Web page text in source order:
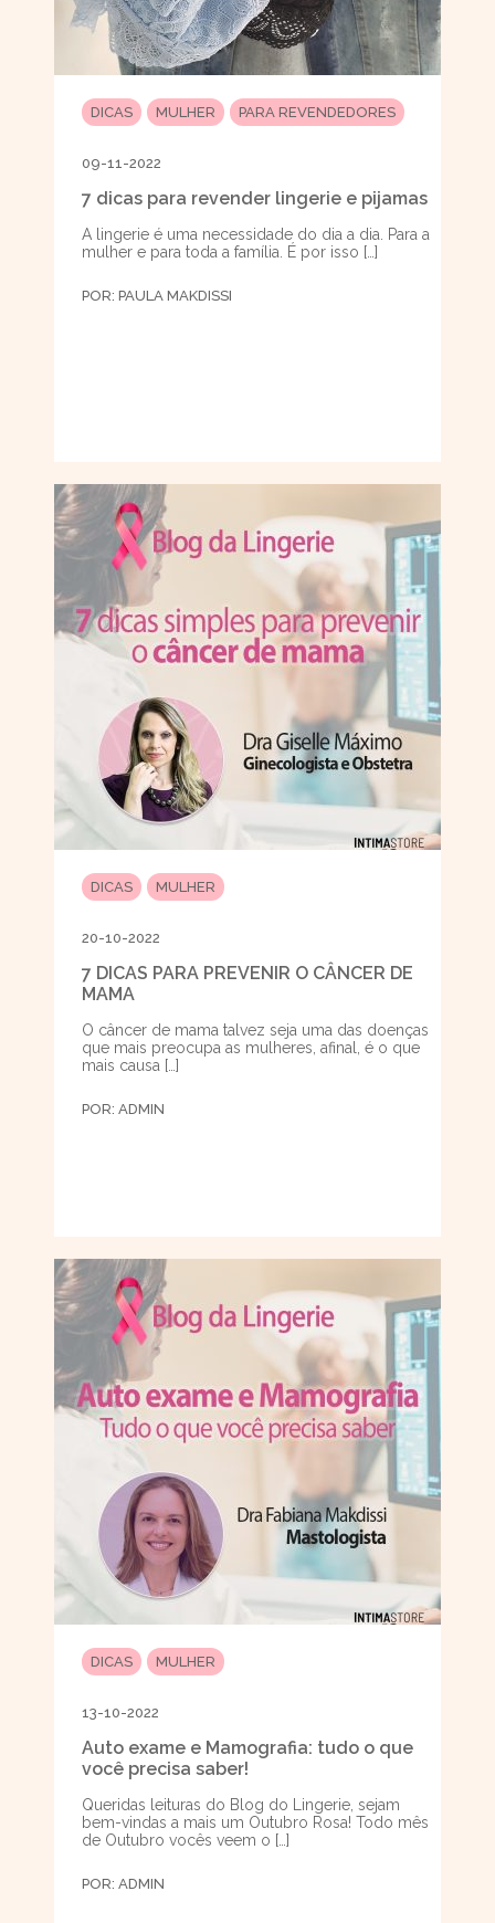
DICAS MULHER PARA REVENDEDORES
09-11-2022
7 dicas para revender lingerie e pijamas
A lingerie é uma necessidade do dia a dia. Para a
mulher e para toda a família. É por isso […]
POR: PAULA MAKDISSI
DICAS MULHER
20-10-2022
7 DICAS PARA PREVENIR O CÂNCER DE
MAMA
O câncer de mama talvez seja uma das doenças
que mais preocupa as mulheres, afinal, é o que
mais causa […]
POR: ADMIN
DICAS MULHER
13-10-2022
Auto exame e Mamografia: tudo o que
você precisa saber!
Queridas leituras do Blog do Lingerie, sejam
bem-vindas a mais um Outubro Rosa! Todo mês
de Outubro vocês veem o […]
POR: ADMIN